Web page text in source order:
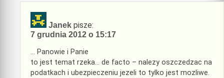
Janek pisze:
7 grudnia 2012 o 15:17
… Panowie i Panie
to jest temat rzeka… de facto – nalezy oszczedzac na
podatkach i ubezpieczeniu jezeli to tylko jest mozliwe.